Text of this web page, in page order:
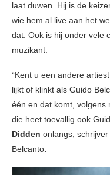
laat duwen. Hij is de
wie hem al live aan het
dat. Ook is hij onder vele
muzikant.
“Kent u een andere
lijkt of klinkt als Guido
één en dat komt, volgens
die heet toevallig ook
Didden onlangs,
Belcanto.